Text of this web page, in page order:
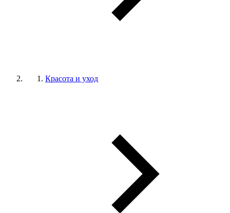
Красота и уход